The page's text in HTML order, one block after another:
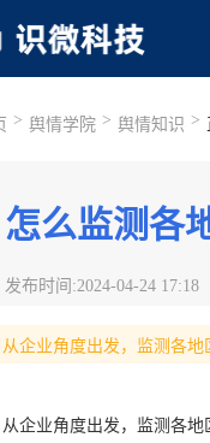
> 舆情学院 > 舆情知识 >
怎么监测各
发布时间 :2024-04-24 17:18
从企业角度出发，监测各
从企业角度出发，监测各